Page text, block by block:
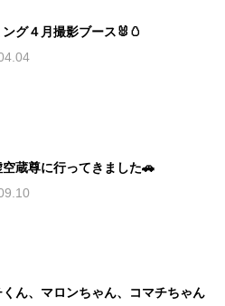
ング４月撮影ブース🐰🥚
蔵尊に行ってきました🚗
くん、マロンちゃん、コマチちゃん